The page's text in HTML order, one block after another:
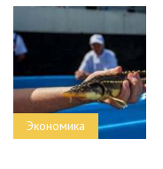
Экономика